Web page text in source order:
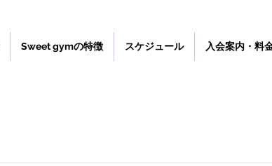
Sweet gymの特徴 スケジュール 入会案内・料